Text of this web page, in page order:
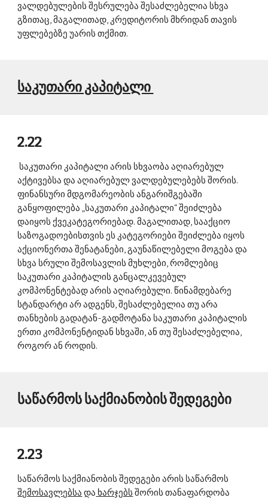
ვალდებულების შესრულება შესაძლებელია სხვა
გზითაც, მაგალითად, კრედიტორის მხრიდან თავის
უფლებებზე უარის თქმით.
საკუთარი კაპიტალი
2.22
აქტივებსა და აღიარებულ ვალდებულებებს შორის.
ფინანსური მდგომარეობის ანგარიშგებაში
განყოფილება „საკუთარი კაპიტალი“ შეიძლება
დაიყოს ქვეკატეგორიებად. მაგალითად, სააქციო
საზოგადოებისთვის ეს კატეგორიები შეიძლება იყოს
აქციონერთა შენატანები, გაუნაწილებელი მოგება და
სხვა სრული შემოსავლის მუხლები, რომლებიც
საკუთარი კაპიტალის განცალკევებულ
კომპონენტებად არის აღიარებული. წინამდებარე
სტანდარტი არ ადგენს, შესაძლებელია თუ არა
თანხების გადატან-გადმოტანა საკუთარი კაპიტალის
ერთი კომპონენტიდან სხვაში, ან თუ შესაძლებელია,
როგორ ან როდის.
საწარმოს საქმიანობის შედეგები
2.23
შემოსავლებსა და ხარჯებს შორის თანაფარდობა